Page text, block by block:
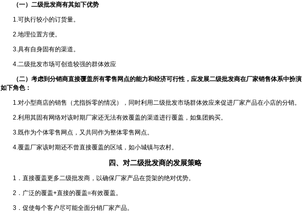
（一）二级批发商有其如下优势
1.可执行较小的订货量。
2.地理位置方便。
3.具有自身固有的渠道。
4.二级批发市场可创造较强的群体效应
（二）考虑到分销商直接覆盖所有零售网点的能力和经济可行性，应发展二级批发商在厂家销售体系中扮演
如下角色：
1.对小型商店的销售（尤指拆零的情况），同时利用二级批发市场群体效应来促进厂家产品在小店的分销。
2.利用其固有网络对该时期厂家还无法有效覆盖的渠道进行覆盖，如集团购买。
3.既作为个体零售网点，又共同作为整体零售网点。
4.覆盖厂家该时期还不曾直接覆盖的区域，如小城镇与农村。
四、对二级批发商的发展策略
1．直接覆盖更多二级批发商，以确保厂家产品在货架的绝对优势。
2．广泛的覆盖+直接的覆盖=有效覆盖。
3．促使每个客户尽可能全面分销厂家产品。